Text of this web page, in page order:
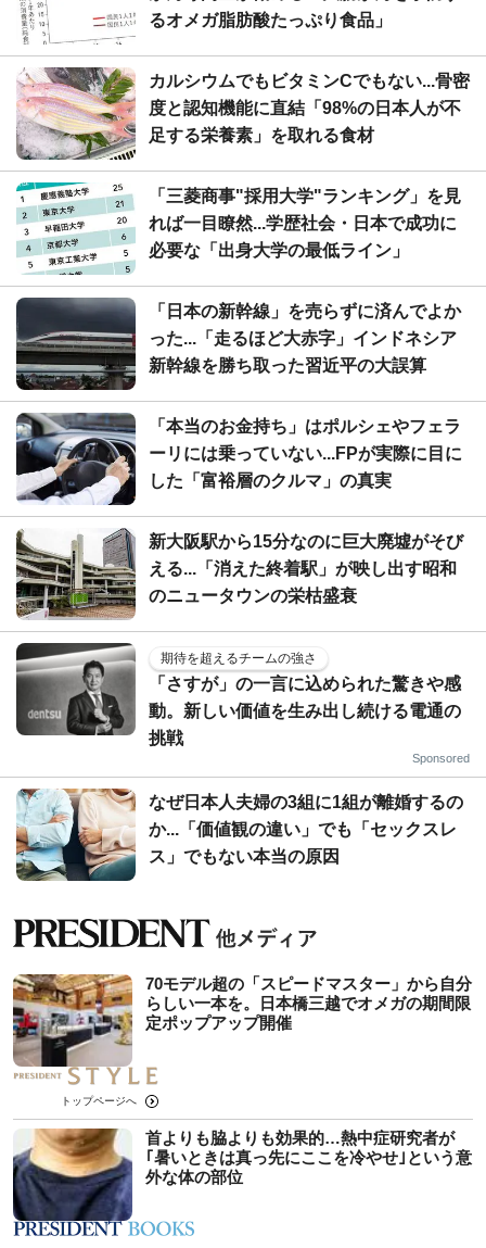
るオメガ脂肪酸たっぷり食品」
カルシウムでもビタミンCでもない...骨密
度と認知機能に直結「98%の日本人が不
足する栄養素」を取れる食材
「三菱商事"採用大学"ランキング」を見
れば一目瞭然...学歴社会・日本で成功に
必要な「出身大学の最低ライン」
「日本の新幹線」を売らずに済んでよか
った...「走るほど大赤字」インドネシア
新幹線を勝ち取った習近平の大誤算
「本当のお金持ち」はポルシェやフェラ
ーリには乗っていない...FPが実際に目に
した「富裕層のクルマ」の真実
新大阪駅から15分なのに巨大廃墟がそび
える...「消えた終着駅」が映し出す昭和
のニュータウンの栄枯盛衰
期待を超えるチームの強さ
「さすが」の一言に込められた驚きや感
動。新しい価値を生み出し続ける電通の
挑戦
Sponsored
なぜ日本人夫婦の3組に1組が離婚するの
か...「価値観の違い」でも「セックスレ
ス」でもない本当の原因
70モデル超の「スピードマスター」から自分
らしい一本を。日本橋三越でオメガの期間限
定ポップアップ開催
トップページへ
首よりも脇よりも効果的…熱中症研究者が
｢暑いときは真っ先にここを冷やせ｣という意
外な体の部位